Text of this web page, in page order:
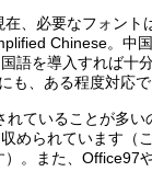
、必要なフォント
Chinese。中
語を導入すれば十
、ある程度対応で
ていることが多
められています（
。また、Office97